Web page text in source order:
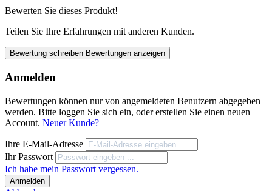
Bewerten Sie dieses Produkt!
Teilen Sie Ihre Erfahrungen mit anderen Kunden.
Bewertung schreiben Bewertungen anzeigen
Anmelden
Bewertungen können nur von angemeldeten Benutzern abgegeben
werden. Bitte loggen Sie sich ein, oder erstellen Sie einen neuen
Account. Neuer Kunde?
Ihre E-Mail-Adresse
Ihr Passwort
Ich habe mein Passwort vergessen.
Anmelden